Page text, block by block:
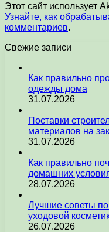
Этот сайт использует
Узнайте, как
комментариев.
Свежие записи
Как правильно
одежды дома
31.07.2026
Поставки
материалов на
31.07.2026
Как правильно
домашних
28.07.2026
Лучшие советы
уходовой
26.07.2026